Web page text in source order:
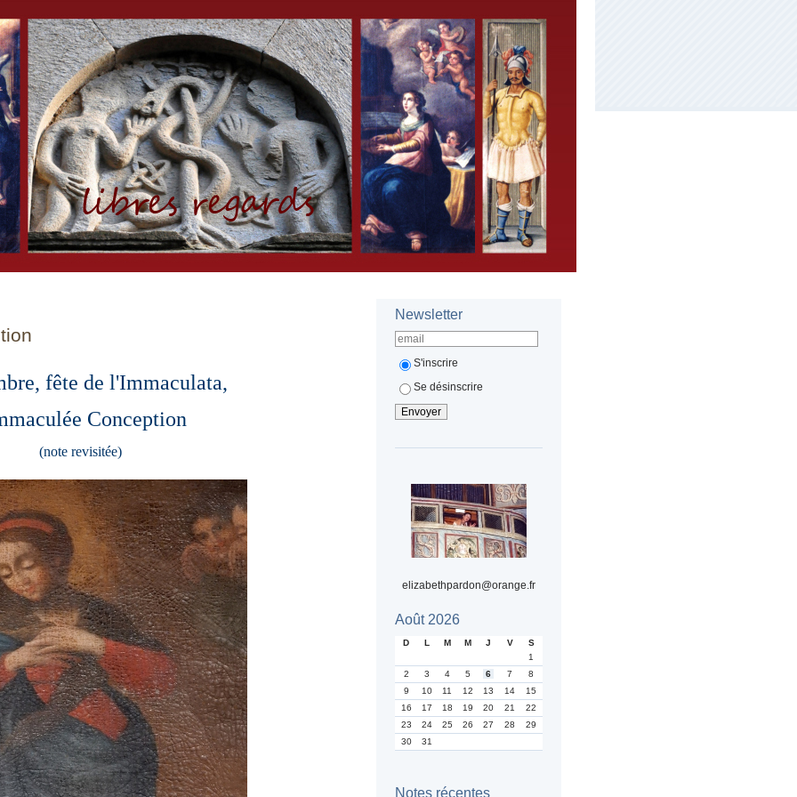
Newsletter
S'inscrire
Se désinscrire
elizabethpardon@orange.fr
Août 2026
D L M M J V
S
1
2
3 4 5 6 7
8
9
10 11 12 13 14
15
16
17 18 19 20 21
22
23
24 25 26 27 28
29
30
31
Notes récentes
fête de l'Immaculata,
Conception
(note revisitée)